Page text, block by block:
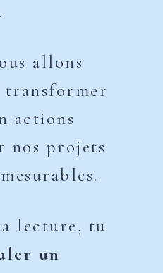
.
allons
transformer
actions
nos projets
lecture, tu
un